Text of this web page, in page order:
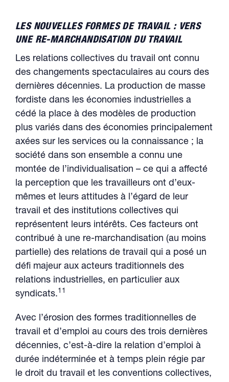
LES NOUVELLES FORMES DE TRAVAIL : VERS
UNE RE-MARCHANDISATION DU TRAVAIL
Les relations collectives du travail ont connu
des changements spectaculaires au cours des
dernières décennies. La production de masse
fordiste dans les économies industrielles a
cédé la place à des modèles de production
plus variés dans des économies principalement
axées sur les services ou la connaissance ; la
société dans son ensemble a connu une
montée de l’individualisation – ce qui a affecté
la perception que les travailleurs ont d’eux-
mêmes et leurs attitudes à l’égard de leur
travail et des institutions collectives qui
représentent leurs intérêts. Ces facteurs ont
contribué à une re-marchandisation (au moins
partielle) des relations de travail qui a posé un
défi majeur aux acteurs traditionnels des
relations industrielles, en particulier aux
syndicats.11
Avec l’érosion des formes traditionnelles de
travail et d’emploi au cours des trois dernières
décennies, c’est-à-dire la relation d’emploi à
durée indéterminée et à temps plein régie par
le droit du travail et les conventions collectives,